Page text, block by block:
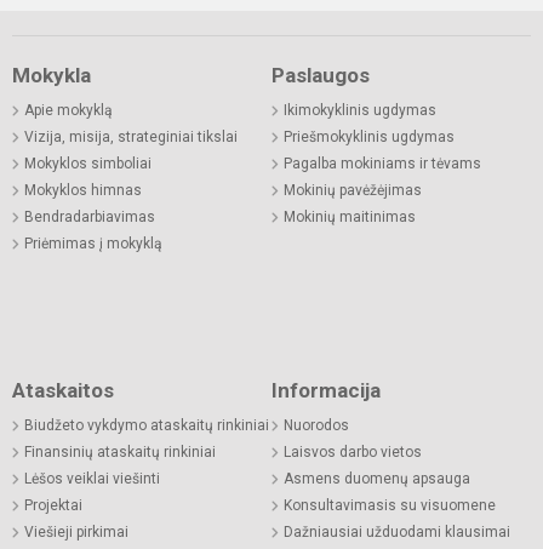
Mokykla
Apie mokyklą
Vizija, misija, strateginiai tikslai
Mokyklos simboliai
Mokyklos himnas
Bendradarbiavimas
Priėmimas į mokyklą
Paslaugos
Ikimokyklinis ugdymas
Priešmokyklinis ugdymas
Pagalba mokiniams ir tėvams
Mokinių pavėžėjimas
Mokinių maitinimas
Ataskaitos
Biudžeto vykdymo ataskaitų rinkiniai
Finansinių ataskaitų rinkiniai
Lėšos veiklai viešinti
Projektai
Viešieji pirkimai
Informacija
Nuorodos
Laisvos darbo vietos
Asmens duomenų apsauga
Konsultavimasis su visuomene
Dažniausiai užduodami klausimai